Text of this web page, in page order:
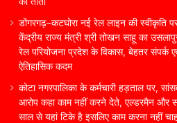
डोंगरगढ़–कटघोरा नई रेल लाइन की स्वीकृति
केंद्रीय राज्य मंत्री श्री तोखन साहू का
रेल परियोजना प्रदेश के विकास, बेहतर संपर्क
ऐतिहासिक कदम
कोटा नगरपालिका के कर्मचारी हड़ताल पर,
आरोप कहा काम नहीं करने देते, एल्डरमैन और
साल से यहां टिके है इसलिए काम करना नहीं